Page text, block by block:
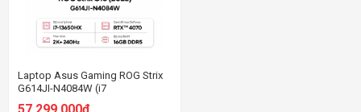
Laptop Asus Gaming ROG Strix
G614JI-N4084W (i7
57.299.000đ